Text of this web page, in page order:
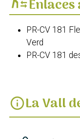
PR-CV 181
Verd
PR-CV 181
infoLa Vall